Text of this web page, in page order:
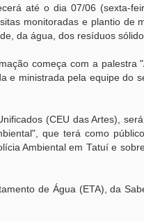
até o dia 07/06 (sexta-
monitoradas e plantio
da água, dos resíduos
começa com a
e ministrada pela equipe do
(CEU das Artes),
que terá como
Ambiental em Tatuí e
de Água (ETA), da